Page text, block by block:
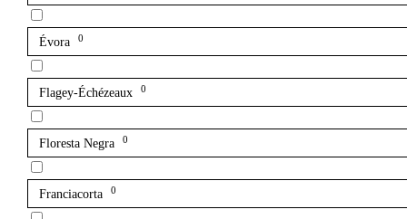
Évora 0
Flagey-Échézeaux 0
Floresta Negra 0
Franciacorta 0